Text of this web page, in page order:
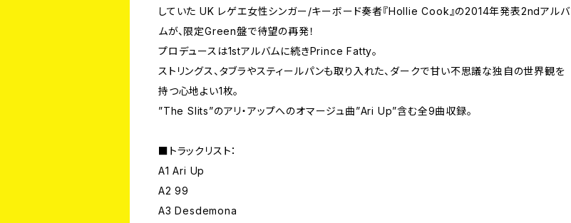
していた UK レゲエ女性シンガー/キーボード奏者『Hollie Cook』の2014年発表2ndアルバ
ムが、限定Green盤で待望の再発！
プロデュースは1stアルバムに続きPrince Fatty。
ストリングス、タブラやスティールパンも取り入れた、ダークで甘い不思議な独自の世界観を
持つ心地よい1枚。
”The Slits”のアリ・アップへのオマージュ曲”Ari Up”含む全9曲収録。
■トラックリスト：
A1 Ari Up
A2 99
A3 Desdemona